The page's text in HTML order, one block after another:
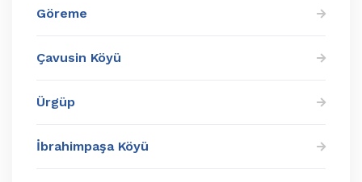
Göreme
Çavusin Köyü
Ürgüp
İbrahimpaşa Köyü